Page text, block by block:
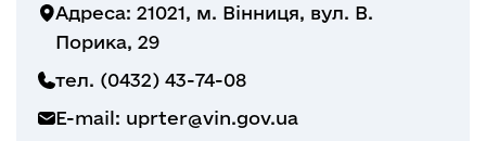
Адреса: 21021, м. Вінниця, вул. В.
Порика, 29
тел. (0432) 43-74-08
E-mail: uprter@vin.gov.ua